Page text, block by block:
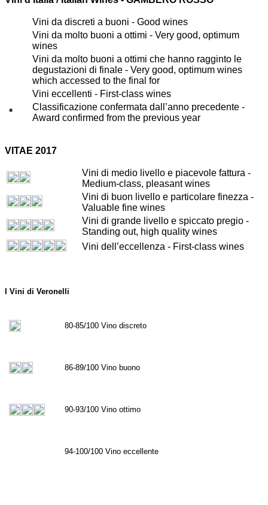
Vini da discreti a buoni - Good wines
Vini da molto buoni a ottimi - Very good, optimum
wines
Vini da molto buoni a ottimi che hanno ragginto le
degustazioni di finale - Very good, optimum wines
which accessed to the final for
Vini eccellenti - First-class wines
*
Classificazione confermata dall’anno precedente -
Award confirmed from the previous year
VITAE 2017
Vini di medio livello e piacevole fattura -
Medium-class, pleasant wines
Vini di buon livello e particolare finezza -
Valuable fine wines
Vini di grande livello e spiccato pregio -
Standing out, high quality wines
Vini dell’eccellenza - First-class wines
I Vini di Veronelli
80-85/100 Vino discreto
86-89/100 Vino buono
90-93/100 Vino ottimo
94-100/100 Vino eccellente